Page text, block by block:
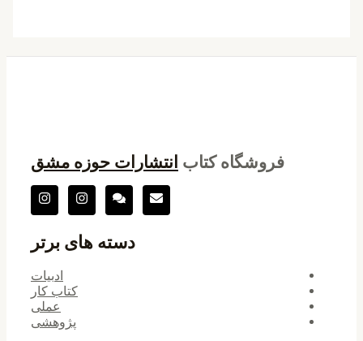
فروشگاه کتاب انتشارات حوزه مشق
دسته های برتر
ادبیات
کتاب کار
عملی
پژوهشی